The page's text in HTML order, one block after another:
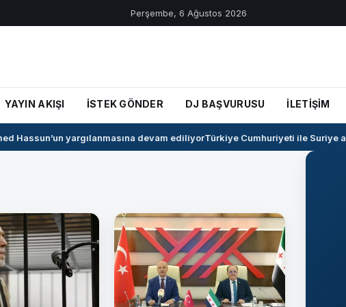
Perşembe, 6 Ağustos 2026
YAYIN AKIŞI İSTEK GÖNDER DJ BAŞVURUSU İLETİŞİM
Hassun’un yargılanmasına devam ediliyorTürkiye Cumhuriyeti ile Suriye